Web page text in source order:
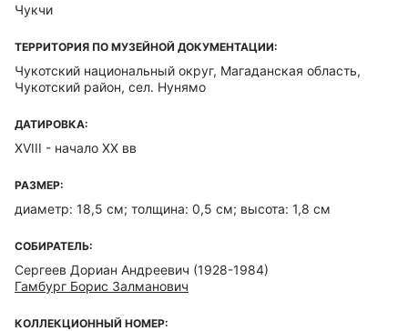
Чукчи
ТЕРРИТОРИЯ ПО МУЗЕЙНОЙ ДОКУМЕНТАЦИИ:
Чукотский национальный округ, Магаданская область,
Чукотский район, сел. Нунямо
ДАТИРОВКА:
XVIII - начало XX вв
РАЗМЕР:
диаметр: 18,5 см; толщина: 0,5 см; высота: 1,8 см
СОБИРАТЕЛЬ:
Сергеев Дориан Андреевич (1928-1984)
Гамбург Борис Залманович
КОЛЛЕКЦИОННЫЙ НОМЕР: